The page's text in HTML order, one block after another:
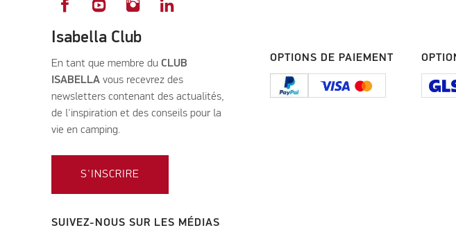
Isabella Club
En tant que membre du CLUB
ISABELLA vous recevrez des
newsletters contenant des actualités,
de l'inspiration et des conseils pour la
vie en camping.
S'INSCRIRE
SUIVEZ-NOUS SUR LES MÉDIAS
OPTIONS DE PAIEMENT